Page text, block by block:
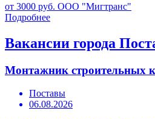
от 3000 руб. ООО "Мигтранс"
Подробнее
Вакансии города
Монтажник строительных
Поставы
06.08.2026